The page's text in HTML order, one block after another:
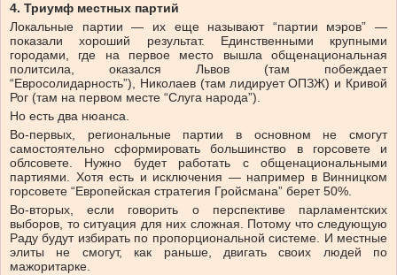
4. Триумф местных партий
Локальные партии — их еще называют “партии мэров” —
показали хороший результат. Единственными крупными
городами, где на первое место вышла общенациональная
политсила, оказался Львов (там побеждает
“Евросолидарность”), Николаев (там лидирует ОПЗЖ) и Кривой
Рог (там на первом месте “Слуга народа”).
Но есть два нюанса.
Во-первых, региональные партии в основном не смогут
самостоятельно сформировать большинство в горсовете и
облсовете. Нужно будет работать с общенациональными
партиями. Хотя есть и исключения — например в Винницком
горсовете “Европейская стратегия Гройсмана” берет 50%.
Во-вторых, если говорить о перспективе парламентских
выборов, то ситуация для них сложная. Потому что следующую
Раду будут избирать по пропорциональной системе. И местные
элиты не смогут, как раньше, двигать своих людей по
мажоритарке.